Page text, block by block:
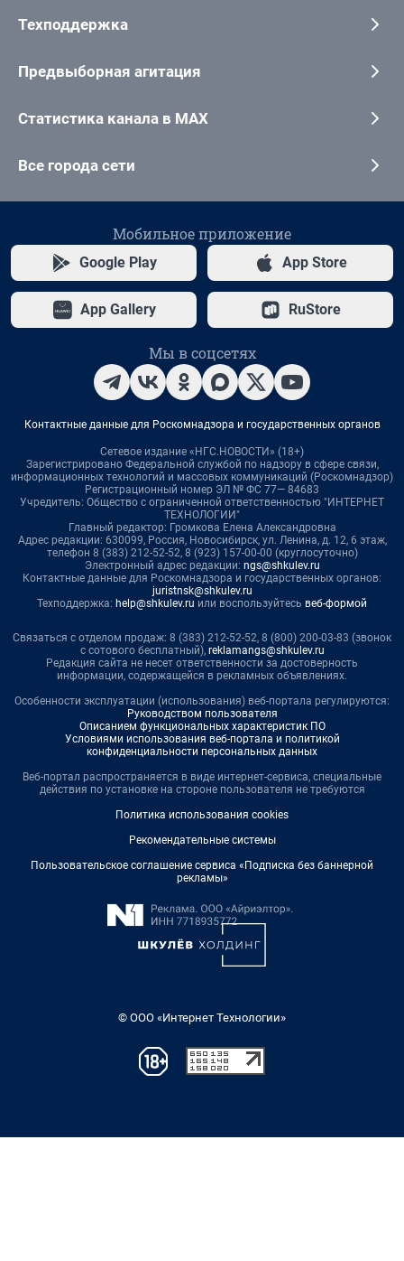
Техподдержка
Предвыборная агитация
Статистика канала в MAX
Все города сети
Мобильное приложение
Google Play App Store
App Gallery RuStore
Мы в соцсетях
Контактные данные для Роскомнадзора и государственных органов
Сетевое издание «НГС.НОВОСТИ» (18+)
Зарегистрировано Федеральной службой по надзору в сфере связи,
информационных технологий и массовых коммуникаций (Роскомнадзор)
Регистрационный номер ЭЛ № ФС 77— 84683
Учредитель: Общество с ограниченной ответственностью "ИНТЕРНЕТ
ТЕХНОЛОГИИ"
Главный редактор: Громкова Елена Александровна
Адрес редакции: 630099, Россия, Новосибирск, ул. Ленина, д. 12, 6 этаж,
телефон 8 (383) 212-52-52, 8 (923) 157-00-00 (круглосуточно)
Электронный адрес редакции: ngs@shkulev.ru
Контактные данные для Роскомнадзора и государственных органов:
juristnsk@shkulev.ru
Техподдержка: help@shkulev.ru или воспользуйтесь веб-формой
Связаться с отделом продаж: 8 (383) 212-52-52, 8 (800) 200-03-83 (звонок
с сотового бесплатный), reklamangs@shkulev.ru
Редакция сайта не несет ответственности за достоверность
информации, содержащейся в рекламных объявлениях.
Особенности эксплуатации (использования) веб-портала регулируются:
Руководством пользователя
Описанием функциональных характеристик ПО
Условиями использования веб-портала и политикой
конфиденциальности персональных данных
Веб-портал распространяется в виде интернет-сервиса, специальные
действия по установке на стороне пользователя не требуются
Политика использования cookies
Рекомендательные системы
Пользовательское соглашение сервиса «Подписка без баннерной
рекламы»
© ООО «Интернет Технологии»